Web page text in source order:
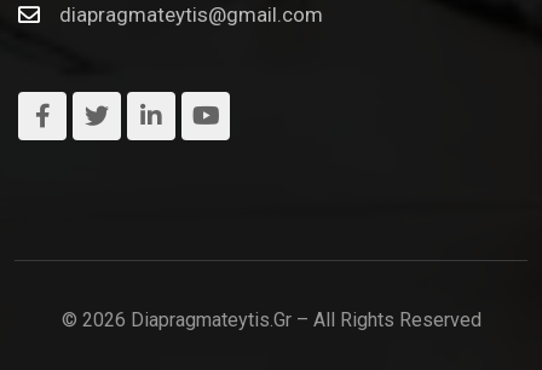
diapragmateytis@gmail.com
© 2026 Diapragmateytis.gr – All Rights Reserved